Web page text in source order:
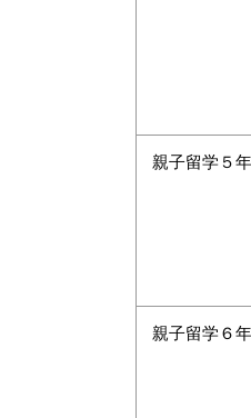
親子留学５
親子留学６